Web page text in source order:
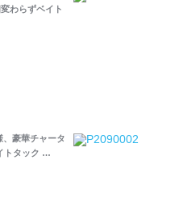
わらずベイト
豪華チャータ
トタック …